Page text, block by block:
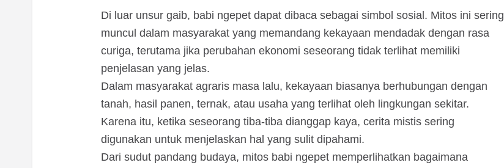
Di luar unsur gaib, babi ngepet dapat dibaca sebagai simbol sosial. Mitos ini sering
muncul dalam masyarakat yang memandang kekayaan mendadak dengan rasa
curiga, terutama jika perubahan ekonomi seseorang tidak terlihat memiliki
penjelasan yang jelas.
Dalam masyarakat agraris masa lalu, kekayaan biasanya berhubungan dengan
tanah, hasil panen, ternak, atau usaha yang terlihat oleh lingkungan sekitar.
Karena itu, ketika seseorang tiba-tiba dianggap kaya, cerita mistis sering
digunakan untuk menjelaskan hal yang sulit dipahami.
Dari sudut pandang budaya, mitos babi ngepet memperlihatkan bagaimana